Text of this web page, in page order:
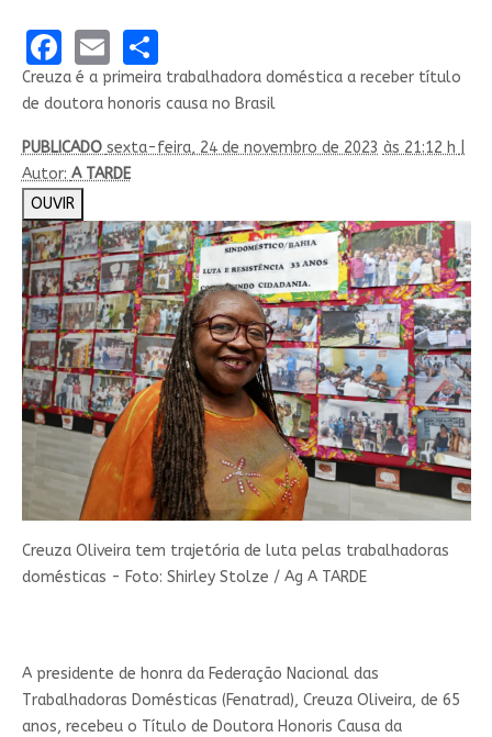
Facebook
EmailShare
Creuza é a primeira trabalhadora doméstica a receber título
de doutora honoris causa no Brasil
PUBLICADO sexta-feira, 24 de novembro de 2023 às 21:12 h
Autor: A TARDE
OUVIR
Creuza Oliveira tem trajetória de luta pelas trabalhadoras
domésticas - Foto: Shirley Stolze / Ag A TARDE
A presidente de honra da Federação Nacional das
Trabalhadoras Domésticas (Fenatrad), Creuza Oliveira, de 65
anos, recebeu o Título de Doutora Honoris Causa da